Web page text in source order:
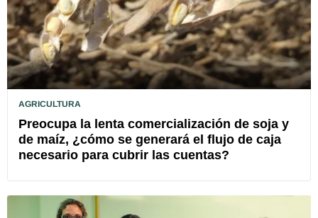
AGRICULTURA
Preocupa la lenta comercialización de soja y
de maíz, ¿cómo se generará el flujo de caja
necesario para cubrir las cuentas?